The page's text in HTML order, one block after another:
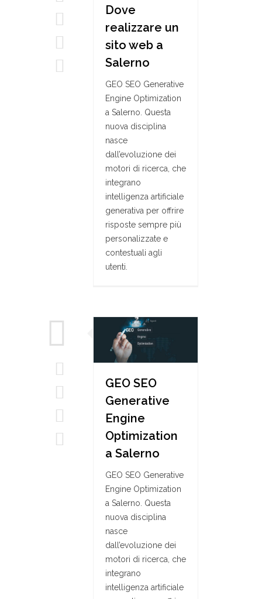
Dove
realizzare un
sito web a
Salerno
GEO SEO Generative
Engine Optimization
a Salerno. Questa
nuova disciplina
nasce
dall’evoluzione dei
motori di ricerca, che
integrano
intelligenza artificiale
generativa per offrire
risposte sempre più
personalizzate e
contestuali agli
utenti.
GEO SEO
Generative
Engine
Optimization
a Salerno
GEO SEO Generative
Engine Optimization
a Salerno. Questa
nuova disciplina
nasce
dall’evoluzione dei
motori di ricerca, che
integrano
intelligenza artificiale